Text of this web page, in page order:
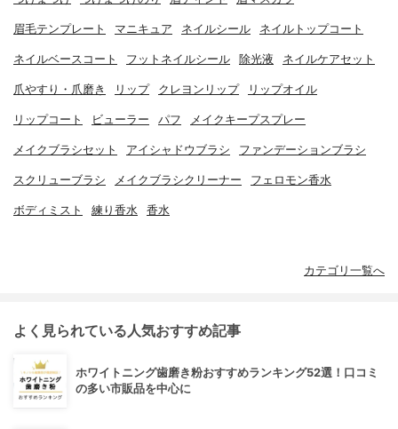
眉毛テンプレート マニキュア ネイルシール ネイルトップコート
ネイルベースコート フットネイルシール 除光液 ネイルケアセット
爪やすり・爪磨き リップ クレヨンリップ リップオイル
リップコート ビューラー パフ メイクキープスプレー
メイクブラシセット アイシャドウブラシ ファンデーションブラシ
スクリューブラシ メイクブラシクリーナー フェロモン香水
ボディミスト 練り香水 香水
カテゴリ一覧へ
よく見られている人気おすすめ記事
ホワイトニング歯磨き粉おすすめランキング52選！口コミ
の多い市販品を中心に